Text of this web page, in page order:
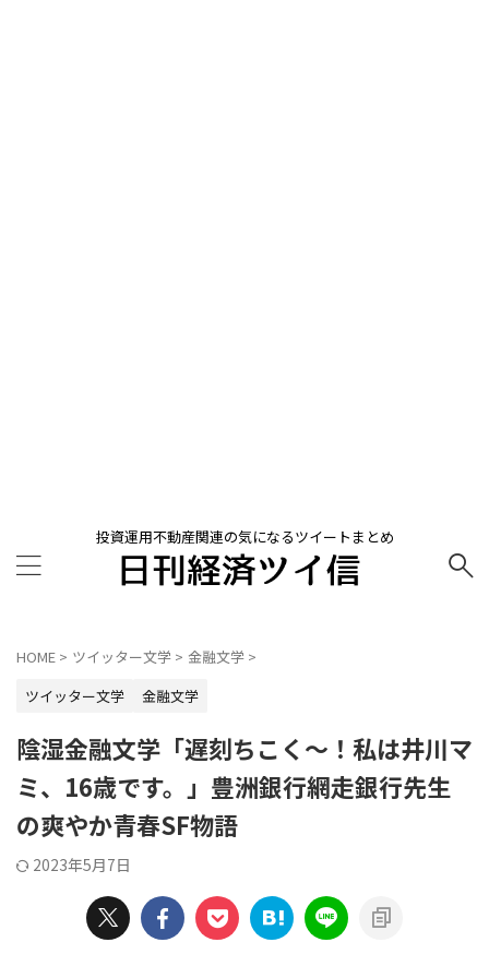
投資運用不動産関連の気になるツイートまとめ
HOME > ツイッター文学 > 金融文学 >
ツイッター文学
金融文学
陰湿金融文学「遅刻ちこく～！私は井川マ
ミ、16歳です。」豊洲銀行網走銀行先生
の爽やか青春SF物語
2023年5月7日